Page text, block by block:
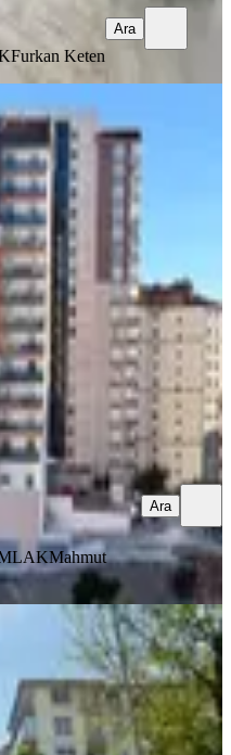
Furkan Keten
Ara
İçerisinde Önü Açık
Oturuma Hazır
Mahallesi
Kat· 08.08.2026
Mahmut
Ara
Yeşilevler'de Site
Daire
Mahallesi
Kat· 08.08.2026